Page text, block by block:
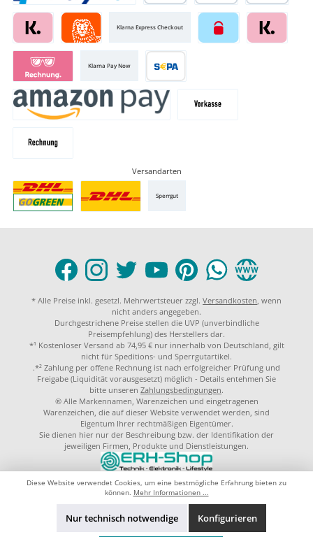
Klarna Express Checkout
Klarna Pay Now
Versandarten
Sperrgut
* Alle Preise inkl. gesetzl. Mehrwertsteuer zzgl. Versandkosten, wenn
nicht anders angegeben.
Durchgestrichene Preise stellen die UVP (unverbindliche
Preisempfehlung) des Herstellers dar.
*¹ Kostenloser Versand ab 74,95 € nur innerhalb von Deutschland, gilt
nicht für Speditions- und Sperrgutartikel.
.*² Zahlung per offene Rechnung ist nach erfolgreicher Prüfung und
Freigabe (Liquidität vorausgesetzt) möglich - Details entehmen Sie
bitte unseren Zahlungsbedingungen.
® Alle Markennamen, Warenzeichen und eingetragenen
Warenzeichen, die auf dieser Website verwendet werden, sind
Eigentum Ihrer rechtmäßigen Eigentümer.
Sie dienen hier nur der Beschreibung bzw. der Identifikation der
jeweiligen Firmen, Produkte und Dienstleistungen.
Diese Website verwendet Cookies, um eine bestmögliche Erfahrung bieten zu
können. Mehr Informationen ...
Nur technisch notwendige Konfigurieren